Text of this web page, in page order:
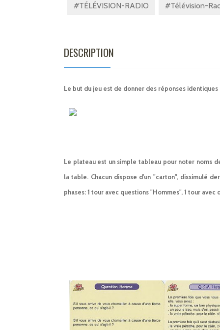
#TÉLÉVISION-RADIO #Télévision-
DESCRIPTION
Le but du jeu est de donner des réponses
Le plateau est un simple tableau pour noter noms
la table. Chacun dispose d'un "carton", dissimulé
phases: 1 tour avec questions "Hommes", 1 tour